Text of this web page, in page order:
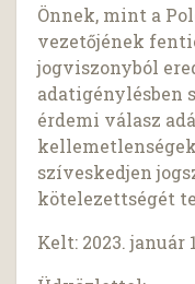
Önnek, mint a
vezetőjének
jogviszonyból
adatigénylésben
érdemi válasz
szíveskedjen
kötelezettségét
Kelt: 2023. január